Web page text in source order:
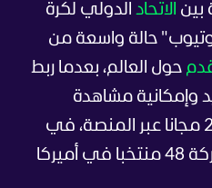
بين الاتحاد الدولي لكرة
حالة واسعة من
حول العالم، بعدما ربط
وإمكانية مشاهدة
مباريات كأس العالم 2026 مجانا عبر المنصة، في
نسخة تاريخية تقام بمشاركة 48 منتخبا في أميركا